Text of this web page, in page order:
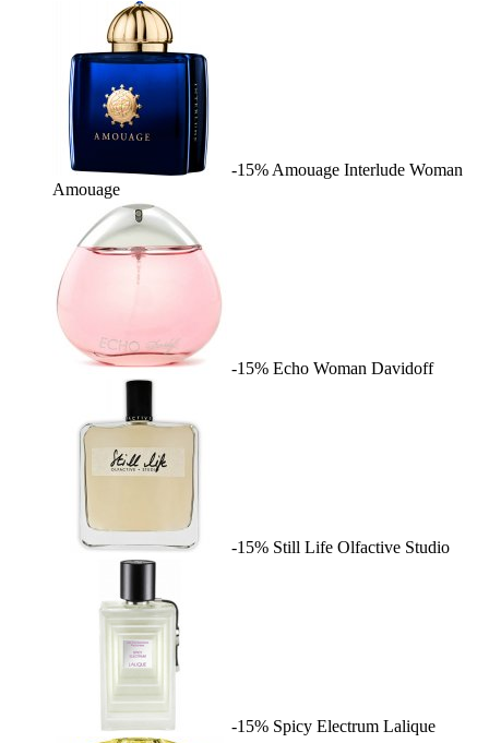
-15% Amouage Interlude Woman
Amouage
-15% Echo Woman Davidoff
-15% Still Life Olfactive Studio
-15% Spicy Electrum Lalique